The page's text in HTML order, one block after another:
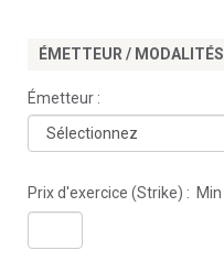
ÉMETTEUR / MODALITÉS
Émetteur :
Prix d'exercice (Strike) : Min